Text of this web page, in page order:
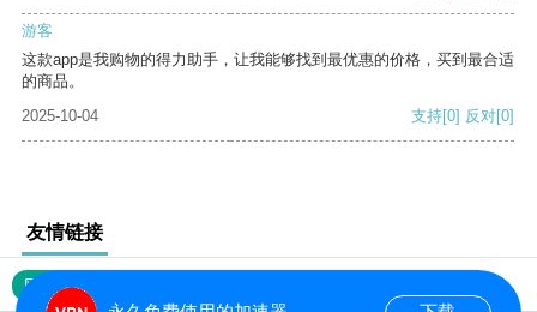
游客
这款app是我购物的得力助手，让我能够找到最优惠的价格，买到最合适
的商品。
2025-10-04
支持[0] 反对[0]
友情链接
网站地图